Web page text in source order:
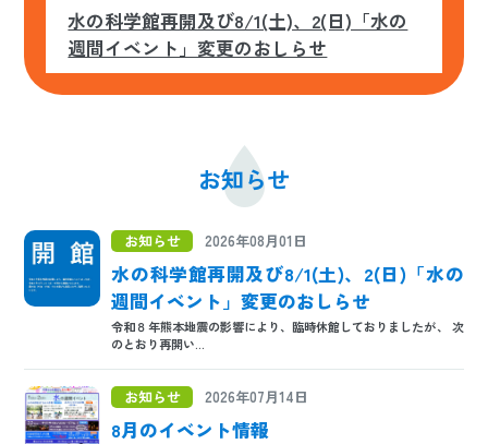
水の科学館再開及び8/1(土)、2(日)「水の
週間イベント」変更のおしらせ
お知らせ
お知らせ 2026年08月01日
水の科学館再開及び8/1(土)、2(日)「水の
週間イベント」変更のおしらせ
令和８年熊本地震の影響により、臨時休館しておりましたが、 次
のとおり再開い...
お知らせ 2026年07月14日
8月のイベント情報